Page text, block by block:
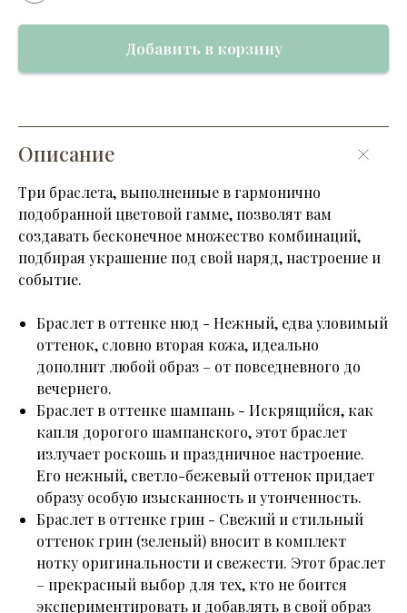
Добавить в корзину
Описание
Три браслета, выполненные в гармонично
подобранной цветовой гамме, позволят вам
создавать бесконечное множество комбинаций,
подбирая украшение под свой наряд, настроение и
событие.
Браслет в оттенке нюд - Нежный, едва уловимый
оттенок, словно вторая кожа, идеально
дополнит любой образ – от повседневного до
вечернего.
Браслет в оттенке шампань - Искрящийся, как
капля дорогого шампанского, этот браслет
излучает роскошь и праздничное настроение.
Его нежный, светло-бежевый оттенок придает
образу особую изысканность и утонченность.
Браслет в оттенке грин - Свежий и стильный
оттенок грин (зеленый) вносит в комплект
нотку оригинальности и свежести. Этот браслет
– прекрасный выбор для тех, кто не боится
экспериментировать и добавлять в свой образ